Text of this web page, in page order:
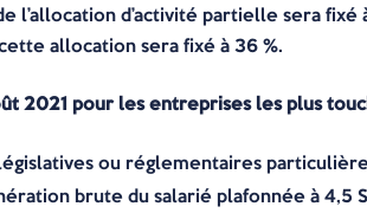
l’allocation d’activité partielle sera fixé
allocation sera fixé à 36 %.
2021 pour les entreprises les plus
ou réglementaires
brute du salarié plafonnée à 4,5